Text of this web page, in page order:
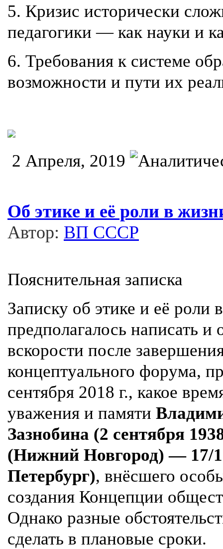
5. Кризис исторически
педагогики — как науки и
6. Требования к системе
возможности и пути их
2 Апреля, 2019
Об этике и её роли в
Автор: ВП СССР
Пояснительная записка
Записку об этике и её роли
предполагалось написать и
вскорости после
концептуального форума,
сентября 2018 г., какое
уважения и памяти
Зазнобина (2 сентября
(Нижний Новгород) — 17/
Петербург), внёсшего
создания Концепции
Однако разные
сделать в плановые сроки.